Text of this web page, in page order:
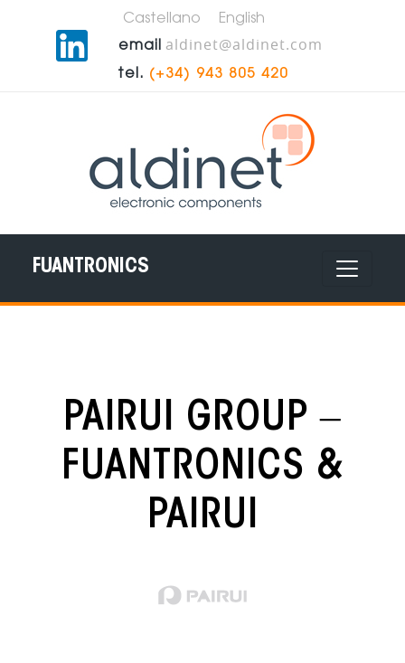
Castellano
English
email
aldinet@aldinet.com
tel. (+34) 943 805 420
FUANTRONICS
PAIRUI GROUP –
FUANTRONICS &
PAIRUI